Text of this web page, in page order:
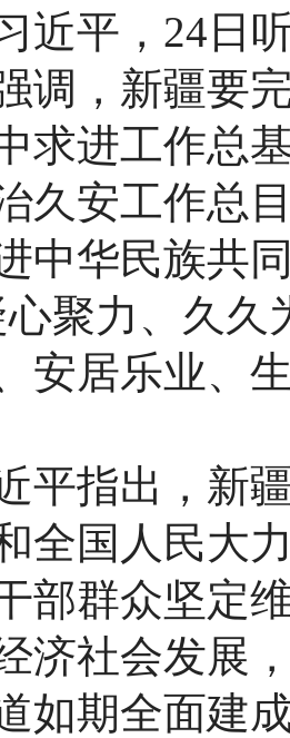
近平，24日
调，新疆要
求进工作总
久安工作总
中华民族共
心聚力、久
安居乐业、
指出，新疆
全国人民大
部群众坚定
济社会发展
如期全面建